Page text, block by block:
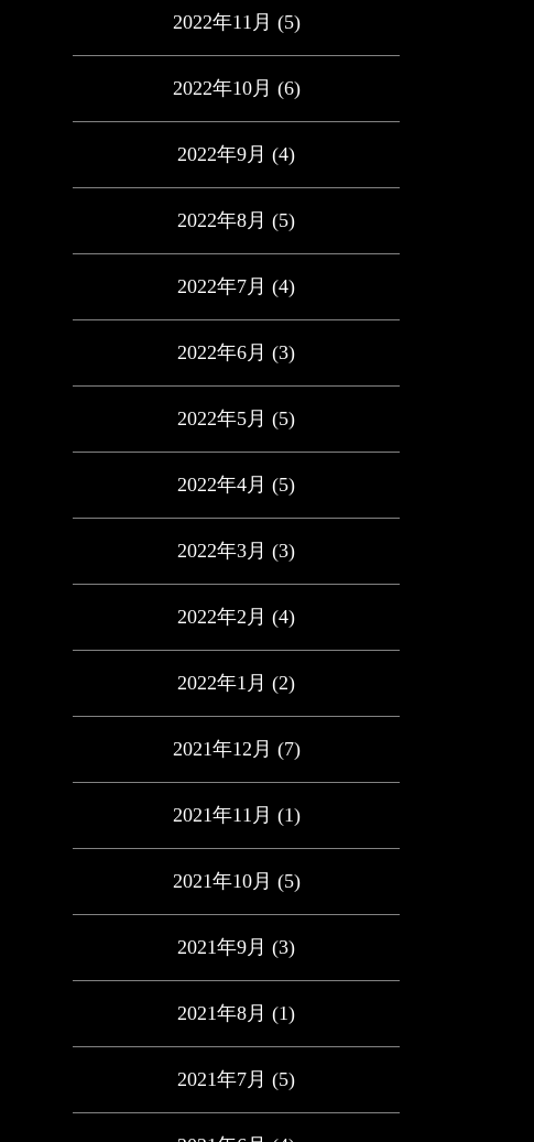
2022年11月 (5)
2022年10月 (6)
2022年9月 (4)
2022年8月 (5)
2022年7月 (4)
2022年6月 (3)
2022年5月 (5)
2022年4月 (5)
2022年3月 (3)
2022年2月 (4)
2022年1月 (2)
2021年12月 (7)
2021年11月 (1)
2021年10月 (5)
2021年9月 (3)
2021年8月 (1)
2021年7月 (5)